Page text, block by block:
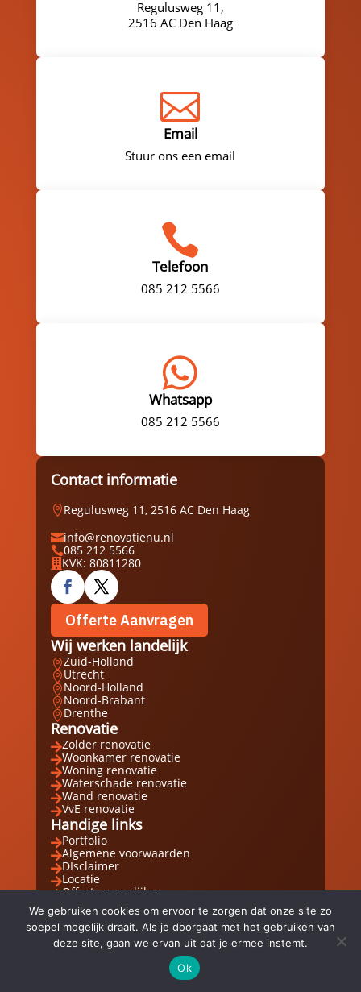
Regulusweg 11,
2516 AC Den Haag

Email
Stuur ons een email

Telefoon
085 212 5566

Whatsapp
085 212 5566
Contact informatie
Regulusweg 11, 2516 AC Den Haag
info@renovatienu.nl
085 212 5566
 KVK: 80811280
Offerte Aanvragen
Wij werken landelijk
Zuid-Holland
Utrecht
Noord-Holland
Noord-Brabant
Drenthe
Renovatie
Zolder renovatie
Woonkamer renovatie
Woning renovatie
Waterschade renovatie
Wand renovatie
VvE renovatie
Handige links
Portfolio
Algemene voorwaarden
DIsclaimer
Locatie
Offerte vergelijken
Blog

Whatsapp
We gebruiken cookies om ervoor te zorgen dat onze site zo
soepel mogelijk draait. Als je doorgaat met het gebruiken van
deze site, gaan we ervan uit dat je ermee instemt.
Ok